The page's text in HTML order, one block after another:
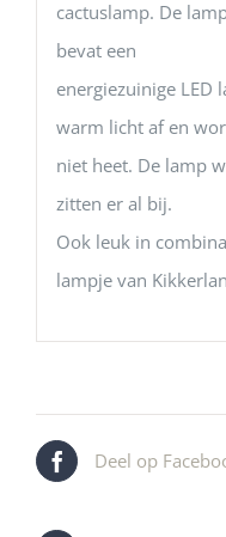
cactuslamp. De
bevat een
energiezuinige LED
warm licht af en
niet heet. De lamp
zitten er al bij.
Ook leuk in
lampje van
Deel op